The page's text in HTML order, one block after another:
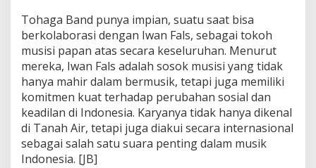
Tohaga Band punya impian, suatu saat bisa
berkolaborasi dengan Iwan Fals, sebagai tokoh
musisi papan atas secara keseluruhan. Menurut
mereka, Iwan Fals adalah sosok musisi yang tidak
hanya mahir dalam bermusik, tetapi juga memiliki
komitmen kuat terhadap perubahan sosial dan
keadilan di Indonesia. Karyanya tidak hanya dikenal
di Tanah Air, tetapi juga diakui secara internasional
sebagai salah satu suara penting dalam musik
Indonesia. [JB]